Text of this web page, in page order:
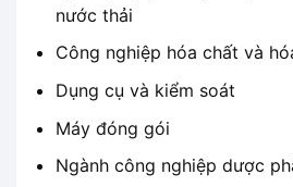
nước thải
Công nghiệp hóa chất và
Dụng cụ và kiểm soát
Máy đóng gói
Ngành công nghiệp dược